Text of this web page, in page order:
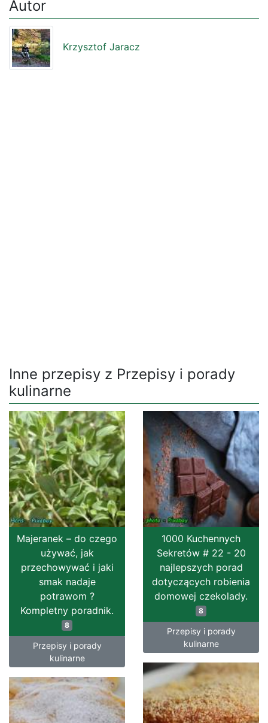
Autor
Krzysztof Jaracz
Inne przepisy z Przepisy i porady
kulinarne
Majeranek – do czego
używać, jak
przechowywać i jaki
smak nadaje
potrawom ?
Kompletny poradnik.
8
Przepisy i porady
kulinarne
1000 Kuchennych
Sekretów # 22 - 20
najlepszych porad
dotyczących robienia
domowej czekolady.
8
Przepisy i porady
kulinarne